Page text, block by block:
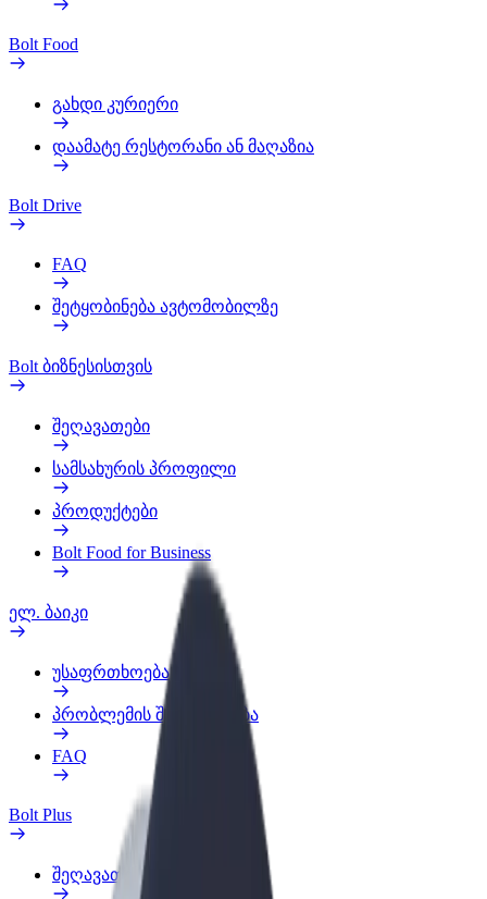
Bolt Food
გახდი კურიერი
დაამატე რესტორანი ან მაღაზია
Bolt Drive
FAQ
შეტყობინება ავტომობილზე
Bolt ბიზნესისთვის
შეღავათები
სამსახურის პროფილი
პროდუქტები
Bolt Food for Business
ელ. ბაიკი
უსაფრთხოება
პრობლემის შეტყობინება
FAQ
Bolt Plus
შეღავათები